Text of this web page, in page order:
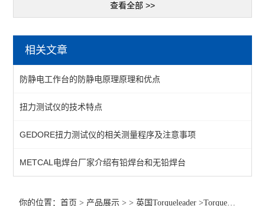
查看全部 >>
相关文章
防静电工作台的防静电原理原理和优点
扭力测试仪的技术特点
GEDORE扭力测试仪的相关测量程序及注意事项
METCAL电焊台厂家介绍有铅焊台和无铅焊台
你的位置：首页 > 产品展示 > >英国Torqueleader >Torqueleader扭力扳手011100 011200 011110 011210